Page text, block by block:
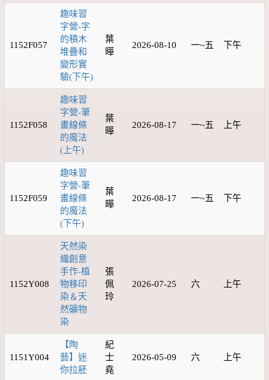
1152F057
趣味習
字營-字
的積木
堆疊和
變形實
驗(下午)
葉
曄
2026-08-10 一~五 下午
1152F058
趣味習
字營-筆
畫線條
的魔法
(上午)
葉
曄
2026-08-17 一~五 上午
1152F059
趣味習
字營-筆
畫線條
的魔法
(下午)
葉
曄
2026-08-17 一~五 下午
1152Y008
天然染
織創意
手作-植
物移印
染＆天
然礦物
染
張
佩
玲
2026-07-25 六 上午
1151Y004
【陶
藝】迷
你拉胚
紀
士
堯
2026-05-09 六 上午